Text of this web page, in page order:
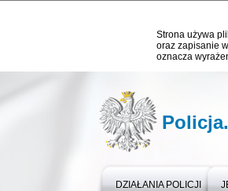
Strona używa
oraz zapisanie
oznacza
DZIAŁANIA POLICJI